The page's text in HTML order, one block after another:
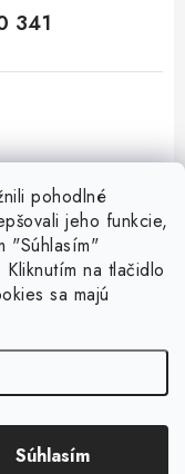
pohodlné
jeho funkcie,
"Súhlasím"
na tlačidlo
sa majú
Súhlasím
341
vyhradené.